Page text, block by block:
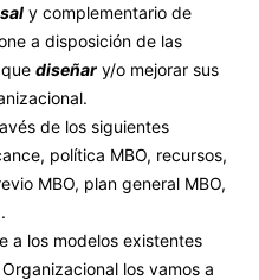
y complementario de
a disposición de las
diseñar y/o mejorar sus
de los siguientes
política MBO, recursos,
MBO, plan general MBO,
a los modelos existentes
los vamos a